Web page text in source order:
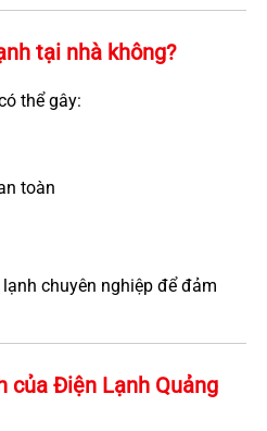
tại nhà không?
thể gây:
toàn
chuyên nghiệp để đảm
của Điện Lạnh Quảng